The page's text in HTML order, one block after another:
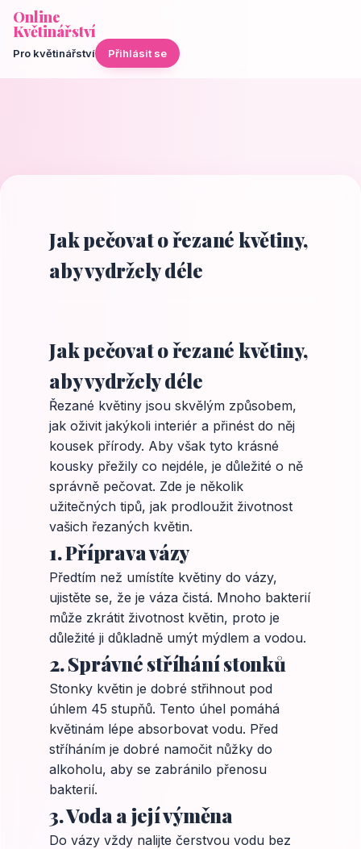
Online
Květinářství
Pro květinářství Přihlásit se
Jak pečovat o řezané květiny,
aby vydržely déle
Jak pečovat o řezané květiny,
aby vydržely déle
Řezané květiny jsou skvělým způsobem,
jak oživit jakýkoli interiér a přinést do něj
kousek přírody. Aby však tyto krásné
kousky přežily co nejdéle, je důležité o ně
správně pečovat. Zde je několik
užitečných tipů, jak prodloužit životnost
vašich řezaných květin.
1. Příprava vázy
Předtím než umístíte květiny do vázy,
ujistěte se, že je váza čistá. Mnoho bakterií
může zkrátit životnost květin, proto je
důležité ji důkladně umýt mýdlem a vodou.
2. Správné stříhání stonků
Stonky květin je dobré střihnout pod
úhlem 45 stupňů. Tento úhel pomáhá
květinám lépe absorbovat vodu. Před
stříháním je dobré namočit nůžky do
alkoholu, aby se zabránilo přenosu
bakterií.
3. Voda a její výměna
Do vázy vždy nalijte čerstvou vodu bez